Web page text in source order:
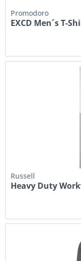
Promodoro
EXCD Men´s T-
Russell
Heavy Duty